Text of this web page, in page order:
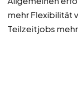
mehr Flexibilität
Teilzeitjobs